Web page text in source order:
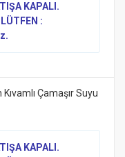
KAPALI.
:
Çamaşır Suyu
KAPALI.